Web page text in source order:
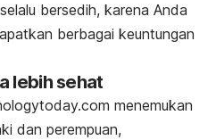
bersedih, karena Anda
berbagai keuntungan
lebih sehat
menemukan
dan perempuan,